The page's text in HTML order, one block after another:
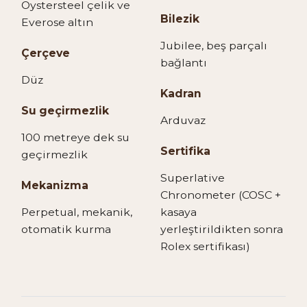
Oystersteel çelik ve
Everose altın
Çerçeve
Düz
Su geçirmezlik
100 metreye dek su
geçirmezlik
Mekanizma
Perpetual, mekanik,
otomatik kurma
Bilezik
Jubilee, beş parçalı
bağlantı
Kadran
Arduvaz
Sertifika
Superlative
Chronometer (COSC +
kasaya
yerleştirildikten sonra
Rolex sertifikası)